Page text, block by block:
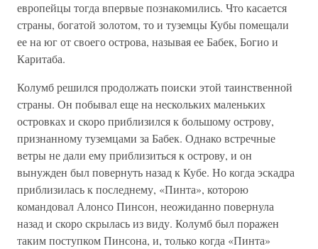
европейцы тогда впервые познакомились. Что касается
страны, богатой золотом, то и туземцы Кубы помещали
ее на юг от своего острова, называя ее Бабек, Богио и
Каритаба.
Колумб решился продолжать поиски этой таинственной
страны. Он побывал еще на нескольких маленьких
островках и скоро приблизился к большому острову,
признанному туземцами за Бабек. Однако встречные
ветры не дали ему приблизиться к острову, и он
вынужден был повернуть назад к Кубе. Но когда эскадра
приблизилась к последнему, «Пинта», которою
командовал Алонсо Пинсон, неожиданно повернула
назад и скоро скрылась из виду. Колумб был поражен
таким поступком Пинсона, и, только когда «Пинта»